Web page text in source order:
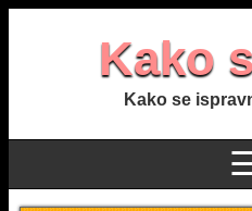
Kako
Kako se